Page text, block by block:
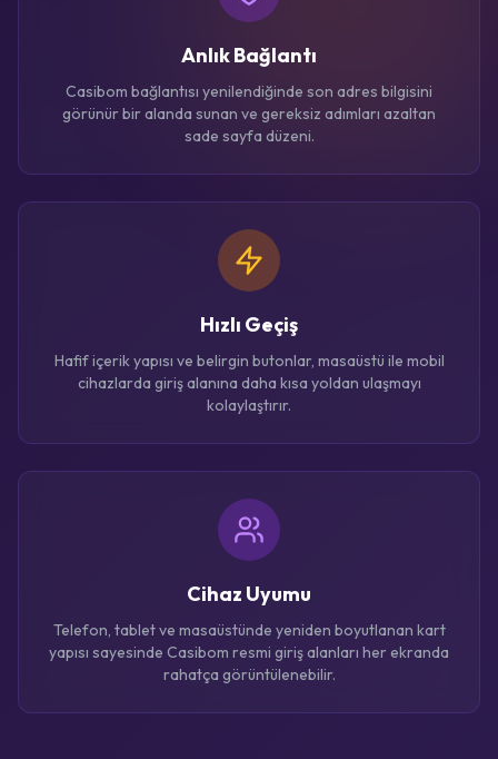
Anlık Bağlantı
Casibom bağlantısı yenilendiğinde son adres bilgisini
görünür bir alanda sunan ve gereksiz adımları azaltan
sade sayfa düzeni.
Hızlı Geçiş
Hafif içerik yapısı ve belirgin butonlar, masaüstü ile mobil
cihazlarda giriş alanına daha kısa yoldan ulaşmayı
kolaylaştırır.
Cihaz Uyumu
Telefon, tablet ve masaüstünde yeniden boyutlanan kart
yapısı sayesinde Casibom resmi giriş alanları her ekranda
rahatça görüntülenebilir.